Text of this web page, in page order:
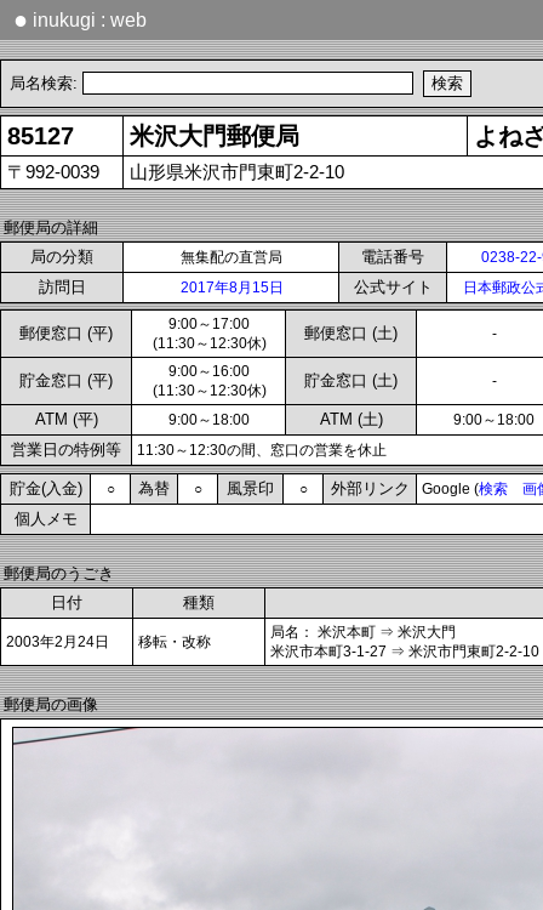
● inukugi : web
局名検索:
85127 米沢大門郵便局 よね
〒992-0039 山形県米沢市門東町2-2-10
郵便局の詳細
局の分類
無集配の直営局 電話番号 0238-
訪問日 2017年8月15日 公式サイト 日本郵政公
郵便窓口 (平)
9:00～17:00
(11:30～12:30休)
郵便窓口 (土) -
貯金窓口 (平)
9:00～16:00
(11:30～12:30休)
貯金窓口 (土) -
ATM (平) 9:00～18:00 ATM (土) 9:00～18:00
営業日の特例等 11:30～12:30の間、窓口の営業を休止
貯金(入金) ○ 為替 ○ 風景印 ○ 外部リンク Google (検索 画
個人メモ
郵便局のうごき
日付
種類
2003年2月24日 移転・改称
局名： 米沢本町 ⇒ 米沢大門
米沢市本町3-1-27 ⇒ 米沢市門東町2-2-10
郵便局の画像